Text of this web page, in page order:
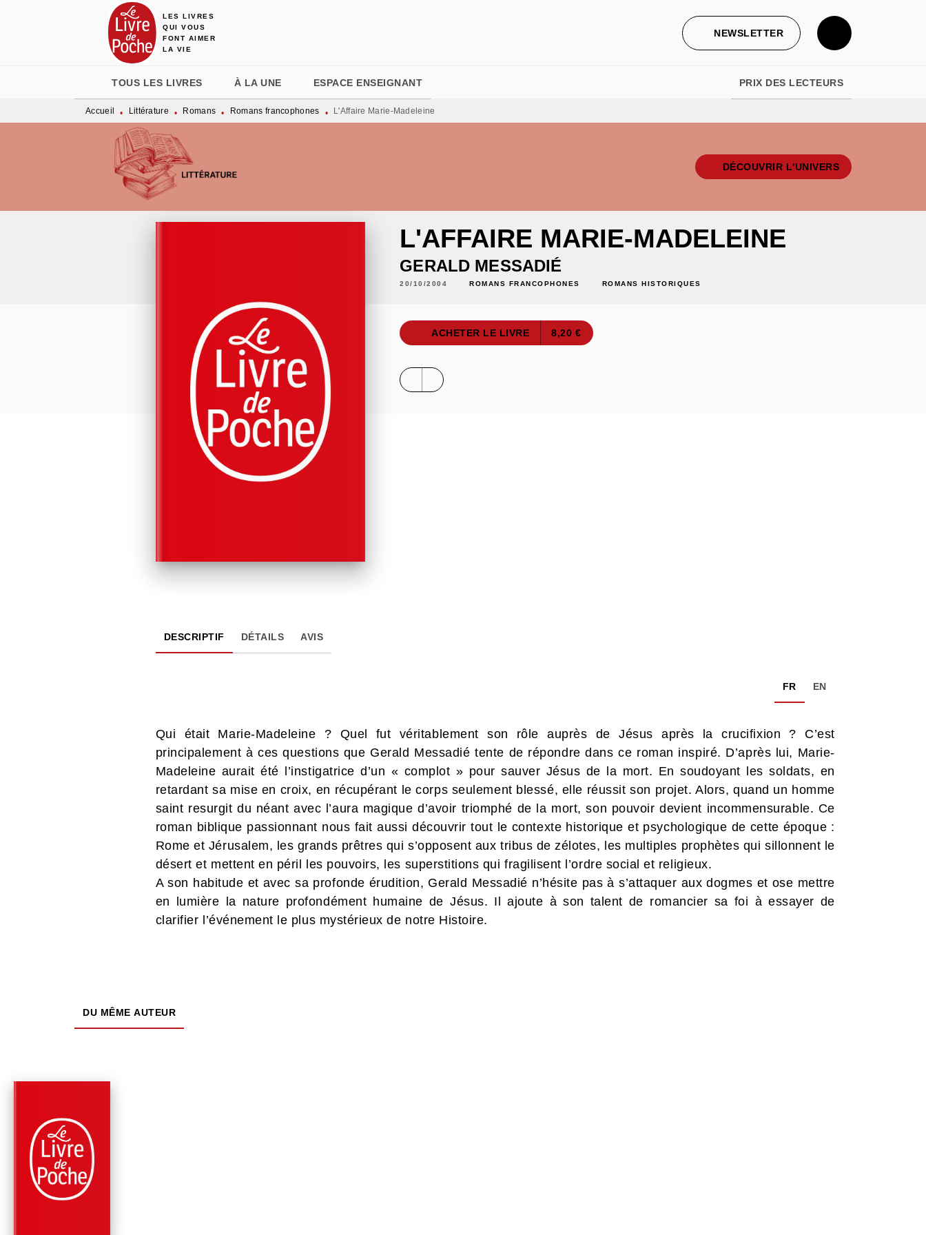
MENU RECHERCHE
LES LIVRES
QUI VOUS
FONT AIMER
LA VIE
NEWSLETTER
TOUS LES LIVRES À LA UNE ESPACE ENSEIGNANT PRIX DES LECTEURS
Accueil • Littérature • Romans • Romans francophones • L'Affaire Marie-Madeleine
DÉCOUVRIR L'UNIVERS
L'AFFAIRE MARIE-MADELEINE
GERALD MESSADIÉ
20/10/2004 ROMANS FRANCOPHONES ROMANS HISTORIQUES
ACHETER LE LIVRE 8,20 €
DESCRIPTIF DÉTAILS AVIS
FR EN
Qui était Marie-Madeleine ? Quel fut véritablement son rôle auprès de Jésus après la crucifixion ? C’est
principalement à ces questions que Gerald Messadié tente de répondre dans ce roman inspiré. D’après lui, Marie-
Madeleine aurait été l’instigatrice d’un « complot » pour sauver Jésus de la mort. En soudoyant les soldats, en
retardant sa mise en croix, en récupérant le corps seulement blessé, elle réussit son projet. Alors, quand un homme
saint resurgit du néant avec l’aura magique d’avoir triomphé de la mort, son pouvoir devient incommensurable. Ce
roman biblique passionnant nous fait aussi découvrir tout le contexte historique et psychologique de cette époque :
Rome et Jérusalem, les grands prêtres qui s’opposent aux tribus de zélotes, les multiples prophètes qui sillonnent le
désert et mettent en péril les pouvoirs, les superstitions qui fragilisent l’ordre social et religieux.
A son habitude et avec sa profonde érudition, Gerald Messadié n’hésite pas à s’attaquer aux dogmes et ose mettre
en lumière la nature profondément humaine de Jésus. Il ajoute à son talent de romancier sa foi à essayer de
clarifier l’événement le plus mystérieux de notre Histoire.
DU MÊME AUTEUR